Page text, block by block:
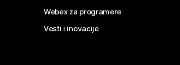
Webex za programere
Vesti i inovacije